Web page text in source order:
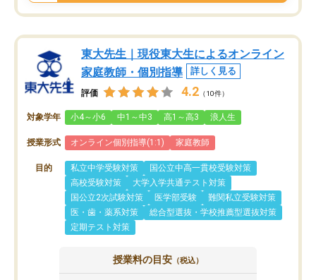
東大先生｜現役東大生によるオンライン
家庭教師・個別指導
詳しく見る
評価 4.2 （10件）
対象学年 小4～小6 中1～中3 高1～高3 浪人生
授業形式 オンライン個別指導(1:1) 家庭教師
目的 私立中学受験対策
国公立中高一貫校受験対策
高校受験対策
大学入学共通テスト対策
国公立2次試験対策
医学部受験
難関私立受験対策
医・歯・薬系対策
総合型選抜・学校推薦型選抜対策
定期テスト対策
授業料の目安 （税込）